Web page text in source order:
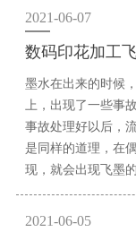
2021-06-07
数码印花加工
墨水在出来的时候
上，出现了一些事
事故处理好以后，
是同样的道理，在
现，就会出现飞墨的
2021-06-05